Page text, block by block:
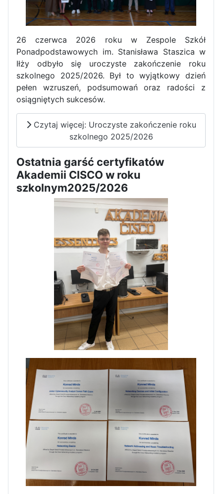
Zawody Sportowo – Obronne
klas OPW
Apel z okazji 235-tej rocznicy
uchwalenia Konstytucji 3 Maja
Dni Otwarte w „Staszicu” za
Informatycy zapraszają do
Staszica w Iłży!
Zakończenie roku maturzystów
26 czerwca 2026 roku w Zespole Szkół
Ponadpodstawowych im. Stanisława Staszica w
Iłży odbyło się uroczyste zakończenie roku
szkolnego 2025/2026. Był to wyjątkowy dzień
pełen wzruszeń, podsumowań oraz radości z
osiągniętych sukcesów.
Czytaj więcej: Uroczyste zakończenie roku
szkolnego 2025/2026
Ostatnia garść certyfikatów
Akademii CISCO w roku
szkolnym2025/2026